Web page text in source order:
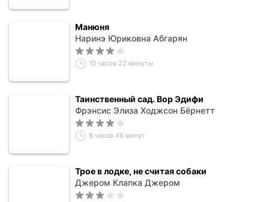
Манюня
Наринэ Юриковна Абгарян
10 часов 22 минуты
Таинственный сад. Вор Эдифи
Фрэнсис Элиза Ходжсон Бёрнетт
8 часов 46 минут
Трое в лодке, не считая собаки
Джером Клапка Джером